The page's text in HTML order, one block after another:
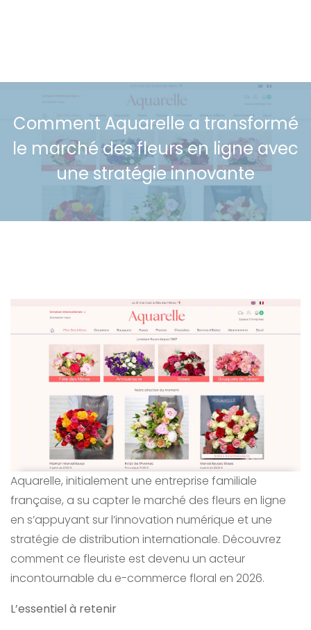
Comment Aquarelle a transformé
le marché des fleurs en ligne avec
une stratégie innovante
Aquarelle, initialement une entreprise familiale
française, a su capter le marché des fleurs en ligne
en s’appuyant sur l’innovation numérique et une
stratégie de distribution internationale. Découvrez
comment ce fleuriste est devenu un acteur
incontournable du e-commerce floral en 2026.
L’essentiel à retenir